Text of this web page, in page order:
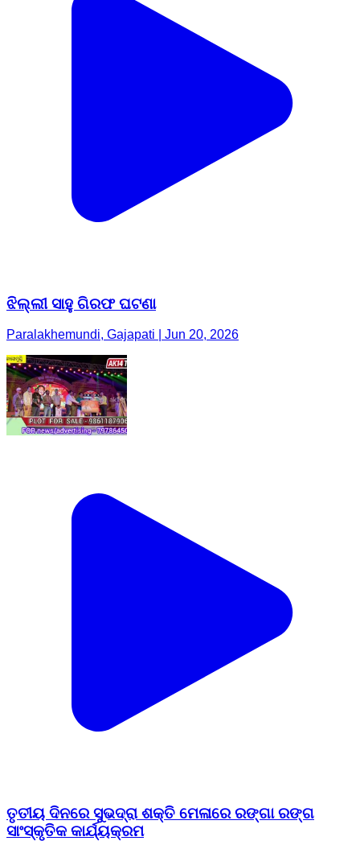
ଝିଲ୍ଲୀ ସାହୁ ଗିରଫ ଘଟଣା
Paralakhemundi, Gajapati | Jun 20, 2026
ତୃତୀୟ ଦିନରେ ସୁଭଦ୍ରା ଶକ୍ତି ମେଳାରେ ରଙ୍ଗା ରଙ୍ଗ
ସାଂସ୍କୃତିକ କାର୍ଯ୍ୟକ୍ରମ